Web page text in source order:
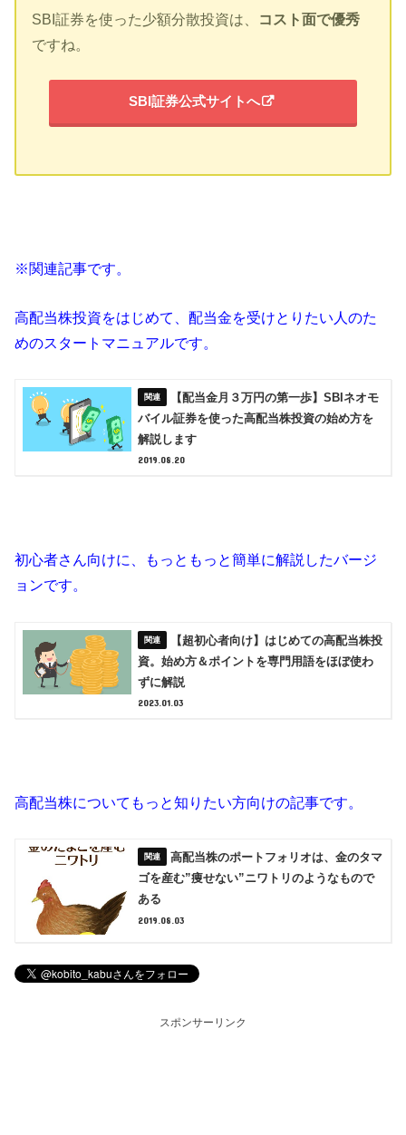
SBI証券を使った少額分散投資は、
コスト面で優秀
ですね。
SBI証券公式サイトへ
※関連記事です。
高配当株投資をはじめて、配当金を受けとりたい人のた
めのスタートマニュアルです。
【配当金月３万円の第一歩】SBIネオモ
バイル証券を使った高配当株投資の始め方を
解説します
2019.08.20
初心者さん向けに、もっともっと簡単に解説したバージ
ョンです。
【超初心者向け】はじめての高配当株投
資。始め方＆ポイントを専門用語をほぼ使わ
ずに解説
2023.01.03
高配当株についてもっと知りたい方向けの記事です。
高配当株のポートフォリオは、金のタマ
ゴを産む”痩せない”ニワトリのようなもので
ある
2019.08.03
スポンサーリンク